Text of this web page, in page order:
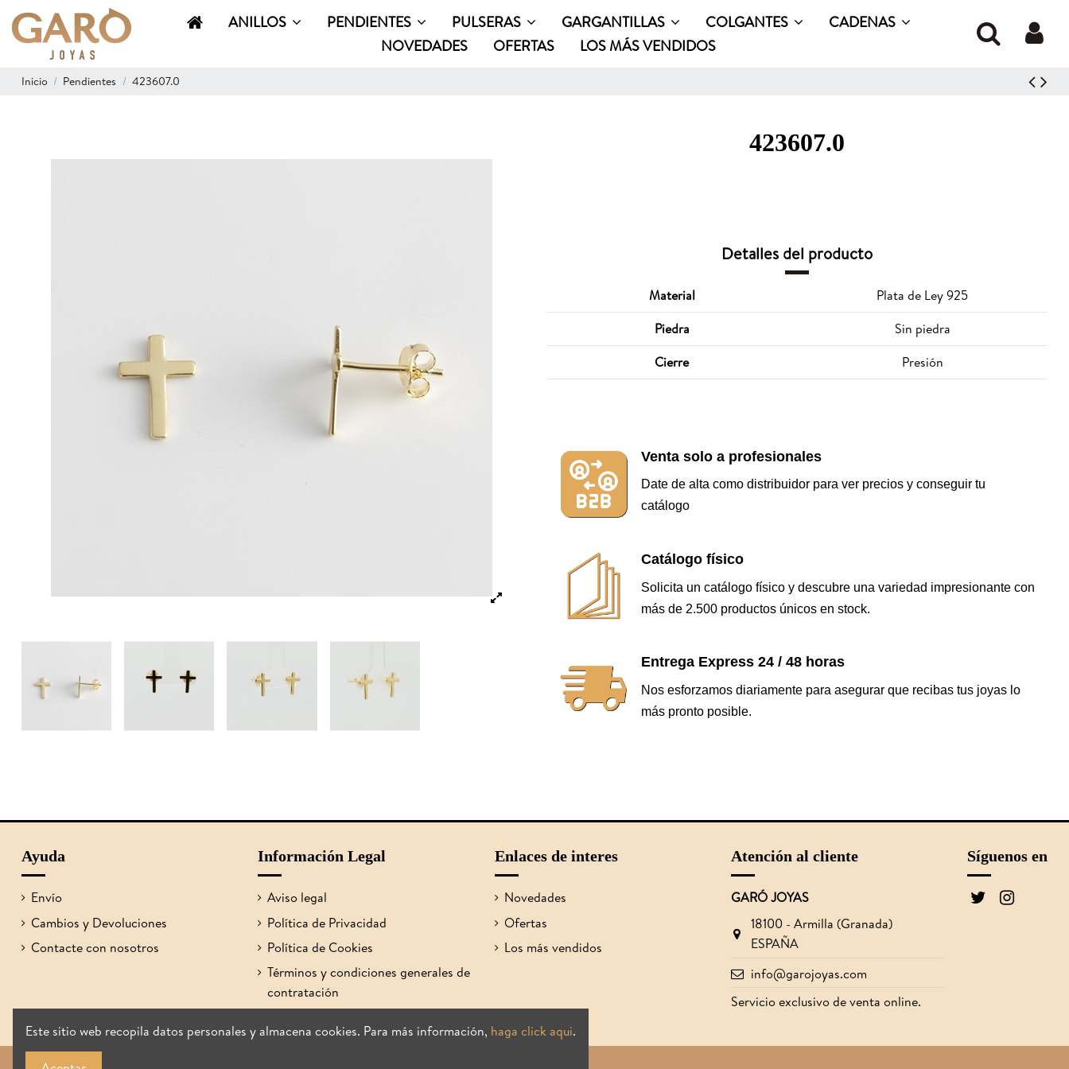
ANILLOS PENDIENTES PULSERAS GARGANTILLAS COLGANTES
CADENAS
NOVEDADES
OFERTAS LOS MÁS VENDIDOS
Inicio Pendientes 423607.0
423607.0
Detalles del producto
Material
Plata de Ley 925
Piedra
Sin piedra
Cierre
Presión
Venta solo a profesionales
Date de alta como distribuidor para ver precios y conseguir tu
catálogo
Catálogo físico
Solicita un catálogo físico y descubre una variedad impresionante con
más de 2.500 productos únicos en stock.
Entrega Express 24 / 48 horas
Nos esforzamos diariamente para asegurar que recibas tus joyas lo
más pronto posible.
Ayuda
Envío
Cambios y Devoluciones
Contacte con nosotros
Información Legal
Aviso legal
Política de Privacidad
Política de Cookies
Términos y condiciones generales de
contratación
Enlaces de interes
Novedades
Ofertas
Los más vendidos
Atención al cliente
GARÓ JOYAS
18100 - Armilla (Granada)
ESPAÑA
info@garojoyas.com
Servicio exclusivo de venta online.
Síguenos en
Este sitio web recopila datos personales y almacena cookies. Para más información, haga click aqui.